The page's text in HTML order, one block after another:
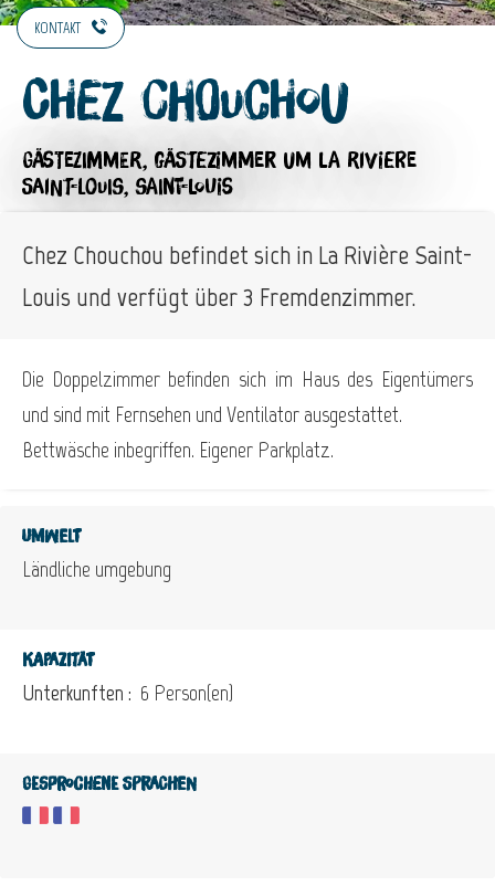
KONTAKT
Chez Chouchou
GÄSTEZIMMER, GÄSTEZIMMER UM LA RIVIERE
SAINT-LOUIS, SAINT-LOUIS
Chez Chouchou befindet sich in La Rivière Saint-
Louis und verfügt über 3 Fremdenzimmer.
Die Doppelzimmer befinden sich im Haus des Eigentümers
und sind mit Fernsehen und Ventilator ausgestattet.
Bettwäsche inbegriffen. Eigener Parkplatz.
Umwelt
Ländliche umgebung
Kapazität
Unterkunften : 6 Person(en)
Gesprochene Sprachen